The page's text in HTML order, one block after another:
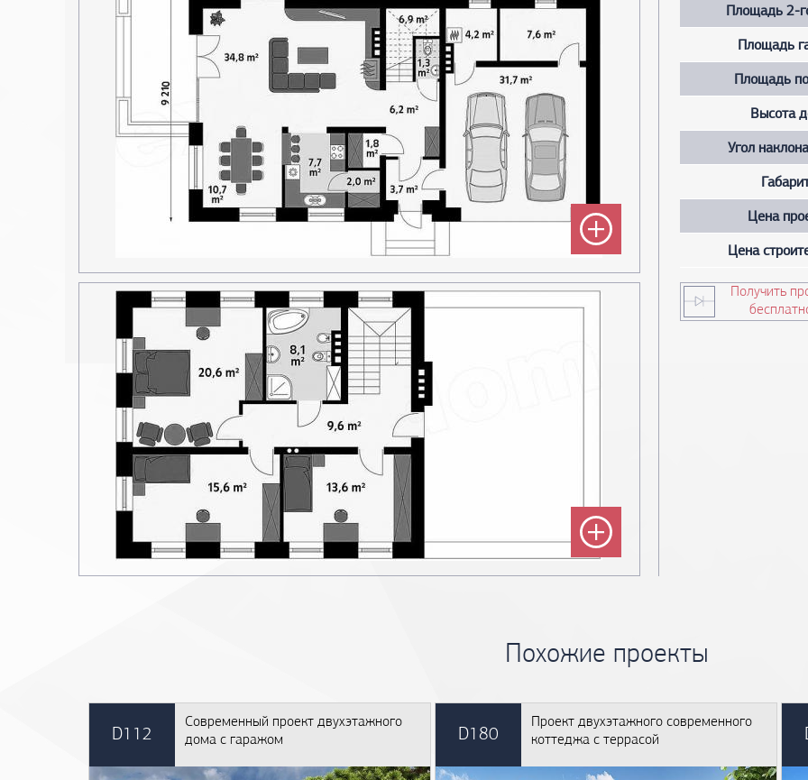
Площадь 2-
Площадь
Площадь
Высота
Угол
Цена
Цена
Получить
Похожие проекты
D112
Современный проект двухэтажного
дома с гаражом
D180
Проект двухэтажного современного
коттеджа с террасой